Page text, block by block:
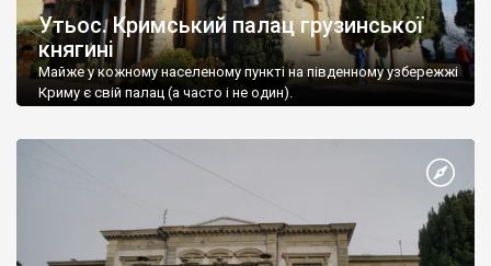
Утьос. Кримський палац грузинської
княгині
Майже у кожному населеному пункті на південному узбережжі
Криму є свій палац (а часто і не один).